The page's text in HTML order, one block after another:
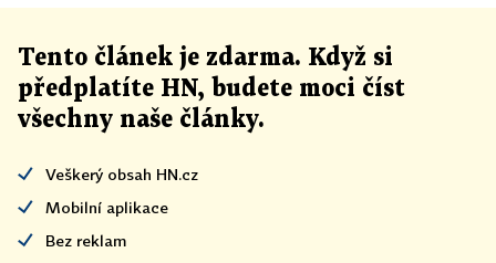
Tento článek je zdarma. Když si
předplatíte HN, budete moci číst
všechny naše články.
Veškerý obsah HN.cz
Mobilní aplikace
Bez reklam